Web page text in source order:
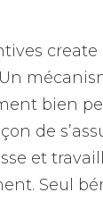
Un
bien
de
et
Seul